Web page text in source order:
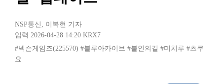
NSP통신 , 이복현 기자
입력 2026-04-28 14:20 KRX7
#넥슨게임즈(225570) #블루아카이브 #불인의길 #미치루 #츠쿠
요